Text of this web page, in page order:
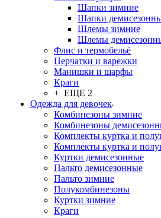
Шапки зимние
Шапки
Шлемы зимние
Шлемы
Флис и термобельё
Перчатки и варежки
Манишки и шарфы
Краги
+ ЕЩЕ 2
Одежда для девочек
Комбинезоны зимние
Комбинезоны
Комплекты куртка и
Комплекты куртка и
Куртки демисезонные
Пальто демисезонные
Пальто зимние
Полукомбинезоны
Куртки зимние
Краги